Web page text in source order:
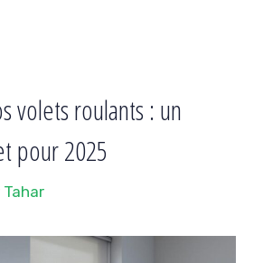
volets roulants : un
pour 2025
Tahar